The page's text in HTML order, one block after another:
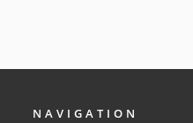
NAVIGATION